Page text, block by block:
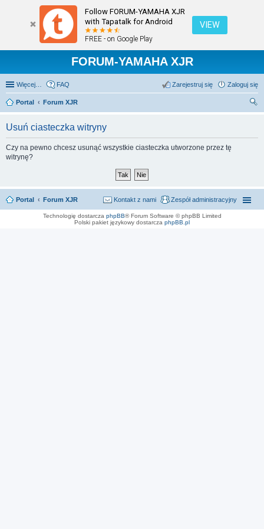
Follow FORUM-YAMAHA XJR
with Tapatalk for Android
FREE - on Google Play
VIEW
FORUM-YAMAHA XJR
Więcej… FAQ Zaloguj się
Zarejestruj się
Portal
Forum XJR
Usuń ciasteczka witryny
Czy na pewno chcesz usunąć wszystkie ciasteczka utworzone przez tę
witrynę?
Portal Forum XJR Zespół administracyjny
Kontakt z nami
Technologię dostarcza phpBB® Forum Software © phpBB Limited
Polski pakiet językowy dostarcza phpBB.pl